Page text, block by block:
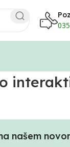
našem